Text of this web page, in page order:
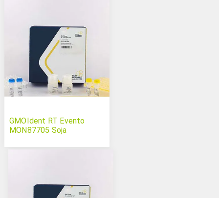
GMOIdent RT Evento
MON87705 Soja